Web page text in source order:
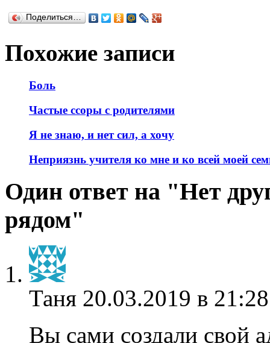
Поделиться…
Похожие записи
Боль
Частые ссоры с родителями
Я не знаю, и нет сил, а хочу
Неприязнь учителя ко мне и ко всей моей
Один ответ на "Нет
рядом"
Таня 20.03.2019 в
Вы сами создали свой